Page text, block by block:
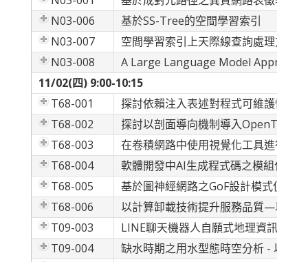
N03-006
基於SS-Tree的空間學習索引
N03-007
空間學習索引上天際線查詢處理方法
N03-008
A Large Language Model
11/02(四) 9:00-10:15
T68-001
探討依賴注入表述對程式可維護性造
T68-002
探討以剖面導向機制導入
T68-003
在卷積網路中使用視覺化工具進行人
T68-004
軟體開發中AI生成程式碼之模組化分
T68-005
基於圖神經網路之GoF設計模式偵測
T68-006
以計算卸載技術提升服務品質—以緊
T09-003
LINE聊天機器人自願式地理資訊之事
T09-004
缺水時期之用水型態時空分析 - 以桃